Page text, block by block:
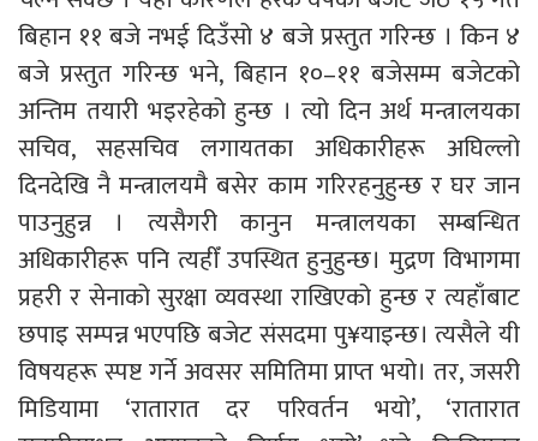
बिहान ११ बजे नभई दिउँसो ४ बजे प्रस्तुत गरिन्छ । किन ४
बजे प्रस्तुत गरिन्छ भने, बिहान १०–११ बजेसम्म बजेटको
अन्तिम तयारी भइरहेको हुन्छ । त्यो दिन अर्थ मन्त्रालयका
सचिव, सहसचिव लगायतका अधिकारीहरू अघिल्लो
दिनदेखि नै मन्त्रालयमै बसेर काम गरिरहनुहुन्छ र घर जान
पाउनुहुन्न । त्यसैगरी कानुन मन्त्रालयका सम्बन्धित
अधिकारीहरू पनि त्यहीँ उपस्थित हुनुहुन्छ। मुद्रण विभागमा
प्रहरी र सेनाको सुरक्षा व्यवस्था राखिएको हुन्छ र त्यहाँबाट
छपाइ सम्पन्न भएपछि बजेट संसदमा पु¥याइन्छ। त्यसैले यी
विषयहरू स्पष्ट गर्ने अवसर समितिमा प्राप्त भयो। तर, जसरी
मिडियामा ‘रातारात दर परिवर्तन भयो’, ‘रातारात